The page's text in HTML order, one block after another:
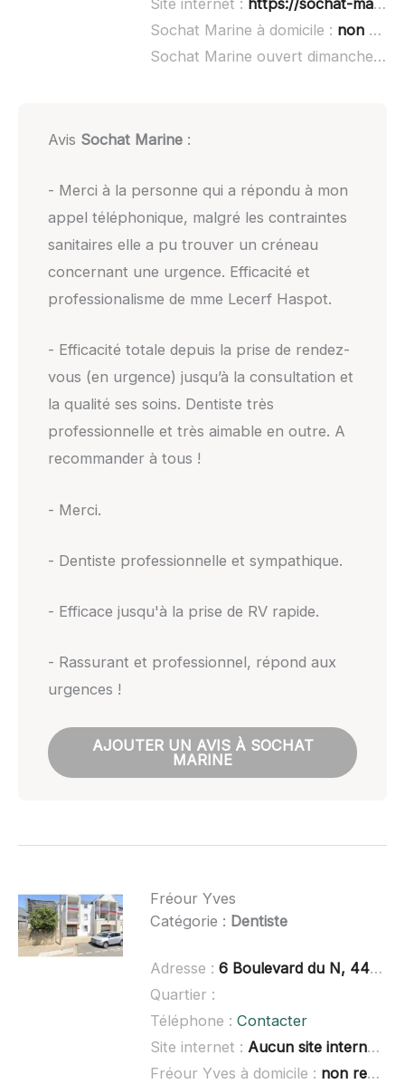
Sochat Marine à domicile : non renseigné
Sochat Marine ouvert dimanche :
Avis Sochat Marine:
- Merci à la personne qui a répondu à mon
appel téléphonique, malgré les contraintes
sanitaires elle a pu trouver un créneau
concernant une urgence. Efficacité et
professionalisme de mme Lecerf Haspot.
- Efficacité totale depuis la prise de rendez-
vous (en urgence) jusqu’à la consultation et
la qualité ses soins. Dentiste très
professionnelle et très aimable en outre. A
recommander à tous !
- Merci.
- Dentiste professionnelle et sympathique.
- Efficace jusqu'à la prise de RV rapide.
- Rassurant et professionnel, répond aux
urgences !
AJOUTER UN AVIS À SOCHAT
MARINE
Fréour Yves
Catégorie : Dentiste
Adresse : 6 Boulevard du N, 44350 Guérande
Quartier :
Téléphone : Contacter
Site internet : Aucun site internet connu
Fréour Yves à domicile : non renseigné